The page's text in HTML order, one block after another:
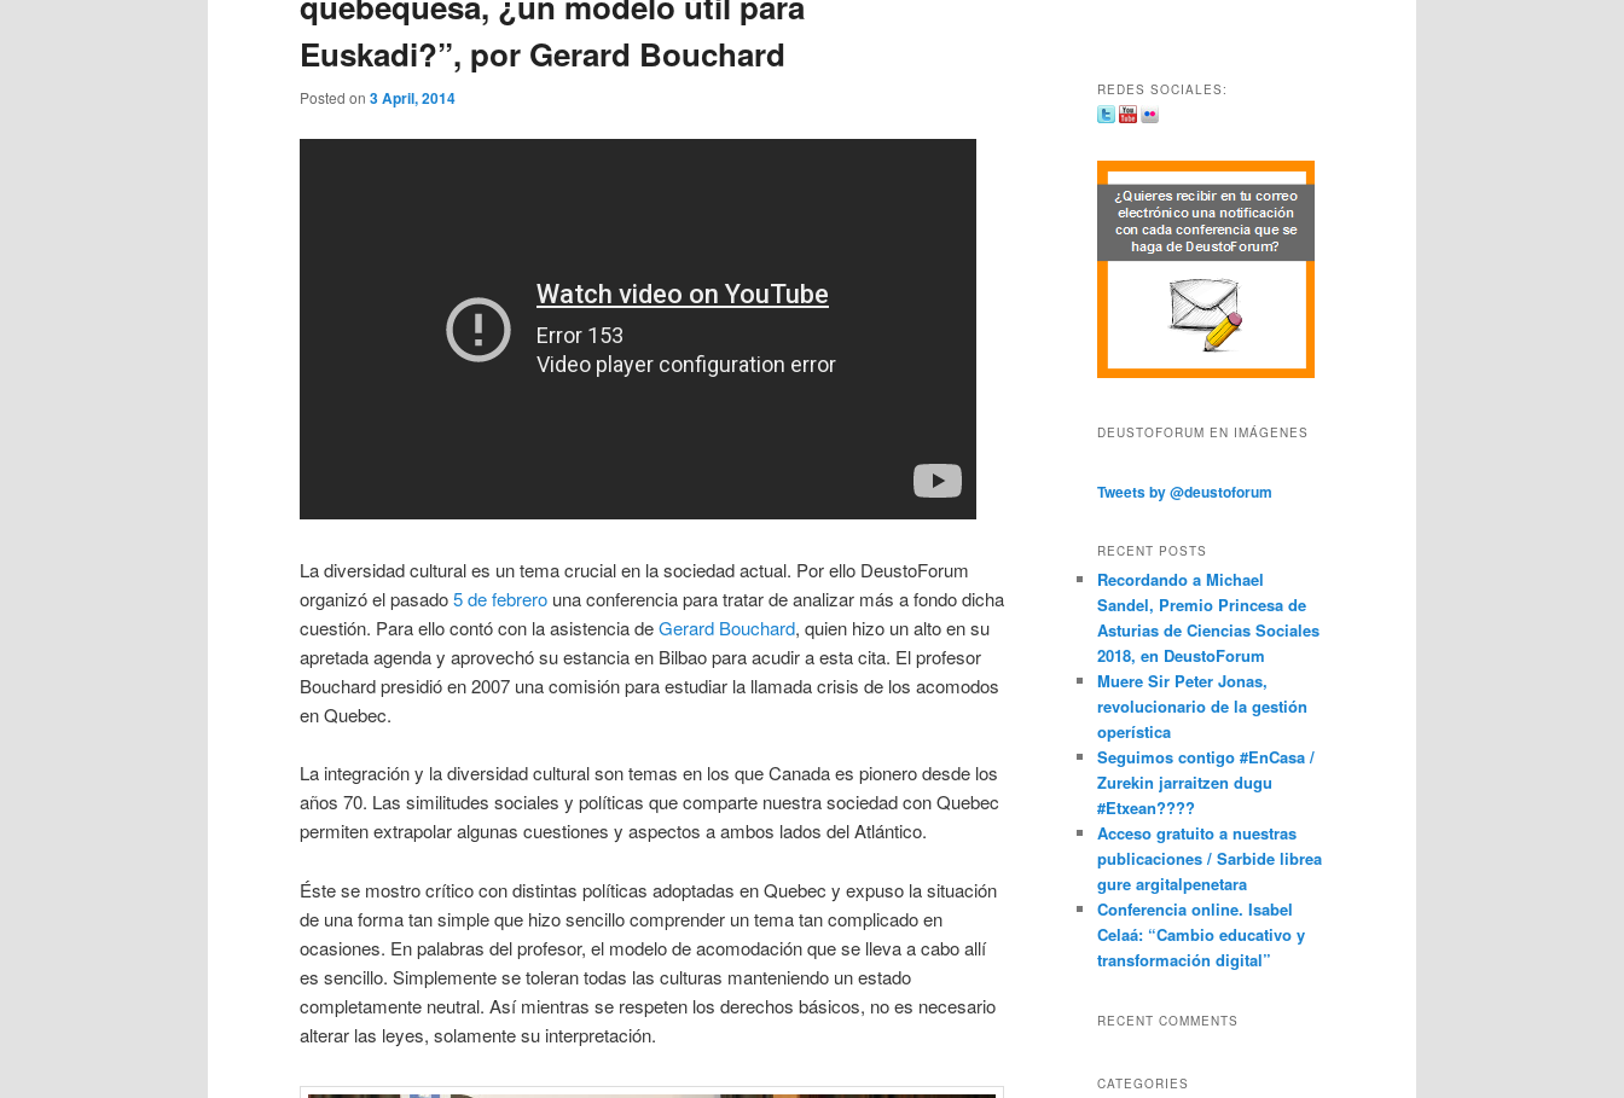
Euskadi?”, por Gerard Bouchard
Posted on 3 April, 2014
La diversidad cultural es un tema crucial en la sociedad actual. Por ello DeustoForum
organizó el pasado5 de febrero una conferencia para tratar de analizar más a fondo dicha
cuestión. Para ello contó con la asistencia deGerard Bouchard, quien hizo un alto en su
apretada agenda y aprovechó su estancia en Bilbao para acudir a esta cita. El profesor
Bouchard presidió en 2007 una comisión para estudiar la llamada crisis de los acomodos
en Quebec.
La integración y la diversidad cultural son temas en los que Canada es pionero desde los
años 70. Las similitudes sociales y políticas que comparte nuestra sociedad con Quebec
permiten extrapolar algunas cuestiones y aspectos a ambos lados del Atlántico.
Éste se mostro crítico con distintas políticas adoptadas en Quebec y expuso la situación
de una forma tan simple que hizo sencillo comprender un tema tan complicado en
ocasiones. En palabras del profesor, el modelo de acomodación que se lleva a cabo allí
es sencillo. Simplemente se toleran todas las culturas manteniendo un estado
completamente neutral. Así mientras se respeten los derechos básicos, no es necesario
alterar las leyes, solamente su interpretación.
REDES SOCIALES:
DEUSTOFORUM EN IMÁGENES
Tweets by @deustoforum
RECENT POSTS
Recordando a Michael
Sandel, Premio Princesa de
Asturias de Ciencias Sociales
2018, en DeustoForum
Muere Sir Peter Jonas,
revolucionario de la gestión
operística
Seguimos contigo #EnCasa /
Zurekin jarraitzen dugu
#Etxean????
Acceso gratuito a nuestras
publicaciones / Sarbide librea
gure argitalpenetara
Conferencia online. Isabel
Celaá: “Cambio educativo y
transformación digital”
RECENT COMMENTS
CATEGORIES